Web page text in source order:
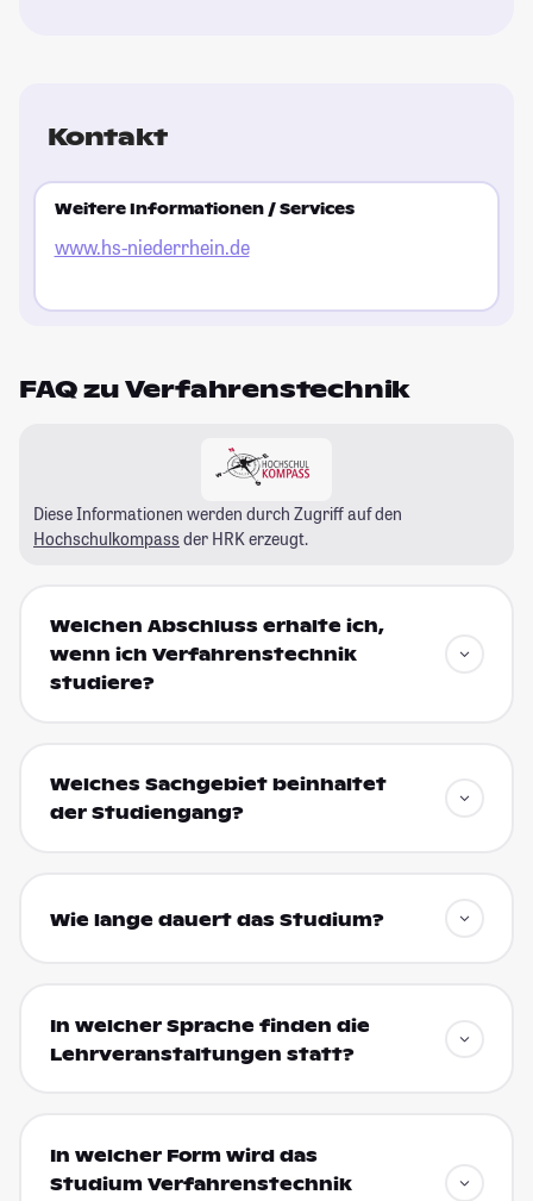
Kontakt
Weitere Informationen / Services
www.hs-niederrhein.de
FAQ zu Verfahrenstechnik
Diese Informationen werden durch Zugriff auf den
Hochschulkompass der HRK erzeugt.
Welchen Abschluss erhalte ich,
wenn ich Verfahrenstechnik
studiere?
Welches Sachgebiet beinhaltet
der Studiengang?
Wie lange dauert das Studium?
In welcher Sprache finden die
Lehrveranstaltungen statt?
In welcher Form wird das
Studium Verfahrenstechnik